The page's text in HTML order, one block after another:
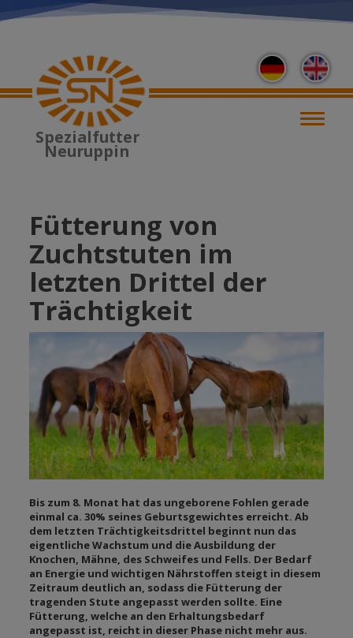
zum
Spezialfutter
Neuruppin
Fütterung von
Zuchtstuten im
letzten Drittel der
Trächtigkeit
Bis zum 8. Monat hat das ungeborene Fohlen gerade
einmal ca. 30% seines Geburtsgewichtes erreicht. Ab
dem letzten Trächtigkeitsdrittel beginnt nun das
eigentliche Wachstum und die Ausbildung der
Knochen, Mähne, des Schweifes und Fells. Der Bedarf
an Energie und wichtigen Nährstoffen steigt in diesem
Zeitraum deutlich an, sodass die Fütterung der
tragenden Stute angepasst werden sollte. Eine
Fütterung, welche an den Erhaltungsbedarf
angepasst ist, reicht in dieser Phase nicht mehr aus.